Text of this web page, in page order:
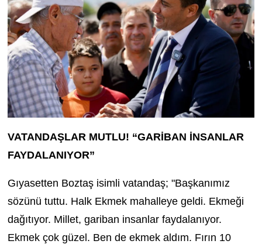
VATANDAŞLAR MUTLU! “GARİBAN İNSANLAR
FAYDALANIYOR”
Gıyasetten Boztaş isimli vatandaş; "Başkanımız
sözünü tuttu. Halk Ekmek mahalleye geldi. Ekmeği
dağıtıyor. Millet, gariban insanlar faydalanıyor.
Ekmek çok güzel. Ben de ekmek aldım. Fırın 10